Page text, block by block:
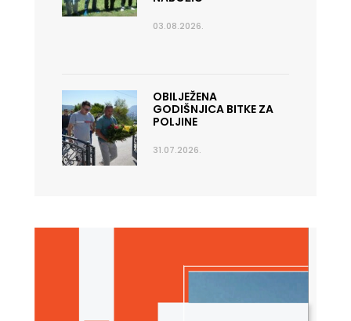
03.08.2026.
OBILJEŽENA
GODIŠNJICA BITKE ZA
POLJINE
31.07.2026.